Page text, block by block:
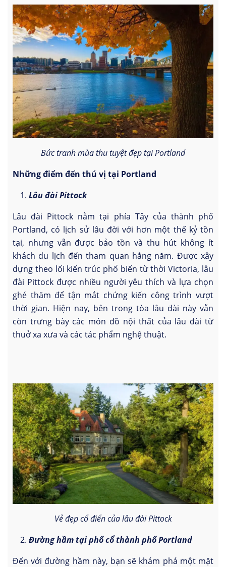
Bức tranh mùa thu tuyệt đẹp tại Portland
Những điểm đến thú vị tại Portland
Lâu đài Pittock
Lâu đài Pittock nằm tại phía Tây của thành phố
Portland, có lịch sử lâu đời với hơn một thế kỷ tồn
tại, nhưng vẫn được bảo tồn và thu hút không ít
khách du lịch đến tham quan hằng năm. Được xây
dựng theo lối kiến trúc phổ biến từ thời Victoria, lâu
đài Pittock được nhiều người yêu thích và lựa chọn
ghé thăm để tận mắt chứng kiến công trình vượt
thời gian. Hiện nay, bên trong tòa lâu đài này vẫn
còn trưng bày các món đồ nội thất của lâu đài từ
thuở xa xưa và các tác phẩm nghệ thuật.
Vẻ đẹp cổ điển của lâu đài Pittock
Đường hầm tại phố cổ thành phố Portland
Đến với đường hầm này, bạn sẽ khám phá một mặt